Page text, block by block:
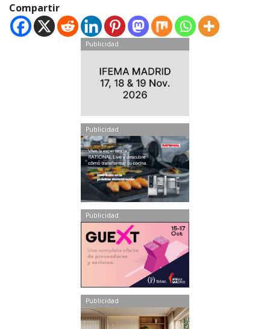
Compartir
Publicidad
Publicidad
Publicidad
Publicidad